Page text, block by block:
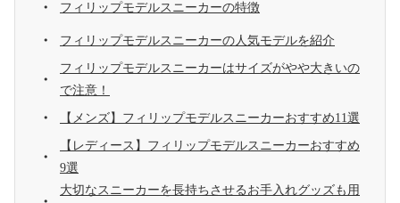
フィリップモデルスニーカーの特徴
フィリップモデルスニーカーの人気モデルを紹介
フィリップモデルスニーカーはサイズがやや大きいの
で注意！
【メンズ】フィリップモデルスニーカーおすすめ11選
【レディース】フィリップモデルスニーカーおすすめ
9選
大切なスニーカーを長持ちさせるお手入れグッズも用